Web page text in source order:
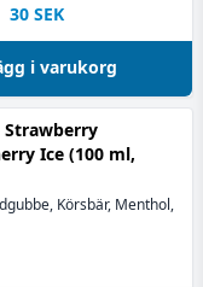
30 SEK
i varukorg
Strawberry
Ice (100 ml,
Körsbär, Menthol,